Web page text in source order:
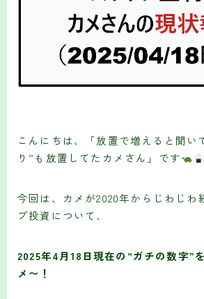
こんにちは、「放置で増えると聞い
り”も放置してたカメさん」です
今回は、カメが2020年からじわじわ
プ投資について、
2025年4月18日現在の“ガチの数字”
メ〜！